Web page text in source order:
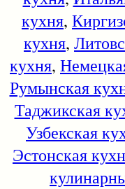
кухня,
кухня,
кухня,
Румынская
Таджикская
Узбекская
Эстонская